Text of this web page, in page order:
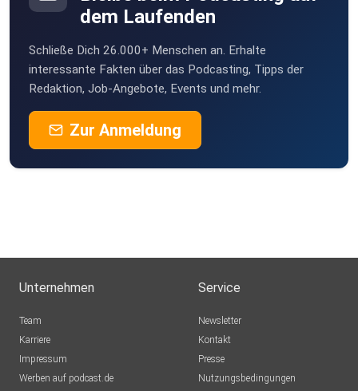
dem Laufenden
Schließe Dich 26.000+ Menschen an. Erhalte
interessante Fakten über das Podcasting, Tipps der
Redaktion, Job-Angebote, Events und mehr.
Zur Anmeldung
Unternehmen
Team
Karriere
Impressum
Werben auf podcast.de
Service
Newsletter
Kontakt
Presse
Nutzungsbedingungen